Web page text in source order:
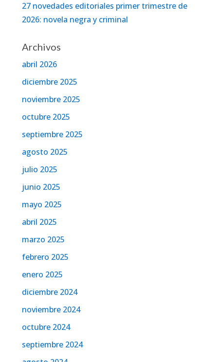
27 novedades editoriales primer trimestre de
2026: novela negra y criminal
Archivos
abril 2026
diciembre 2025
noviembre 2025
octubre 2025
septiembre 2025
agosto 2025
julio 2025
junio 2025
mayo 2025
abril 2025
marzo 2025
febrero 2025
enero 2025
diciembre 2024
noviembre 2024
octubre 2024
septiembre 2024